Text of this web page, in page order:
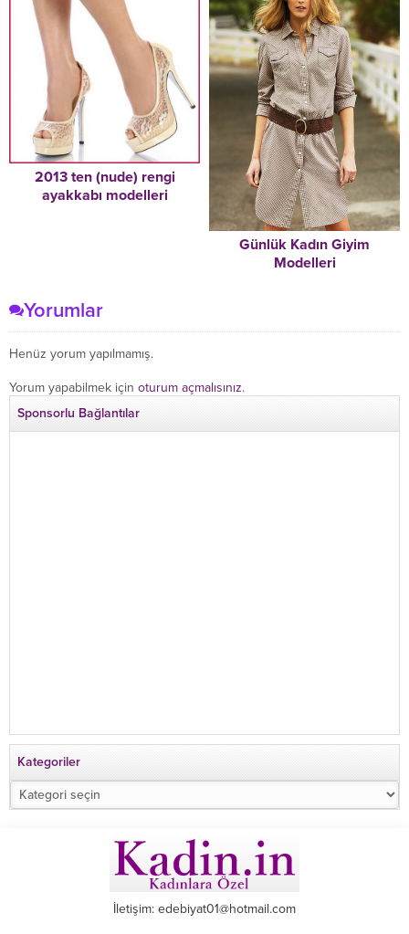
2013 ten (nude) rengi
ayakkabı modelleri
Günlük Kadın Giyim
Modelleri
Yorumlar
Henüz yorum yapılmamış.
Yorum yapabilmek için oturum açmalısınız.
Sponsorlu Bağlantılar
Kategoriler
Kategoriler
İletişim: edebiyat01@hotmail.com